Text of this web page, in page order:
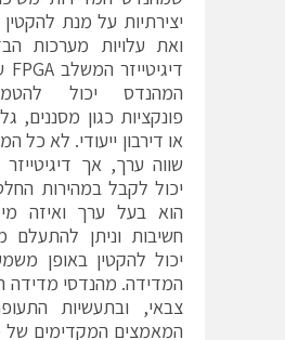
יצירתיות על מנת
ואת עלויות מערכות
או דירבון ייעודי. לא כל
יכול לקבל במהירות
הוא בעל ערך ואיזה
חשיבות וניתן להתעלם
יכול להקטין באופן
המדידה. מהנדסי מדידה
צבאי, ובתעשיות
המאמצים המקדימים של